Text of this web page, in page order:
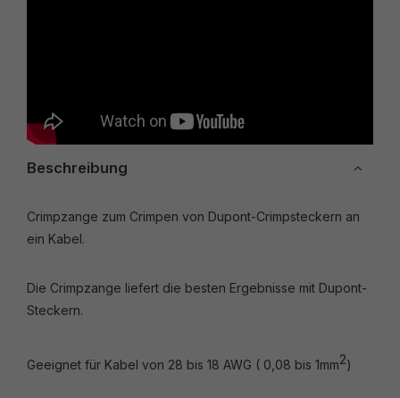
Beschreibung
Crimpzange zum Crimpen von Dupont-Crimpsteckern an
ein Kabel.
Die Crimpzange liefert die besten Ergebnisse mit Dupont-
Steckern.
Geeignet für Kabel von 28 bis 18 AWG ( 0,08 bis 1mm2)